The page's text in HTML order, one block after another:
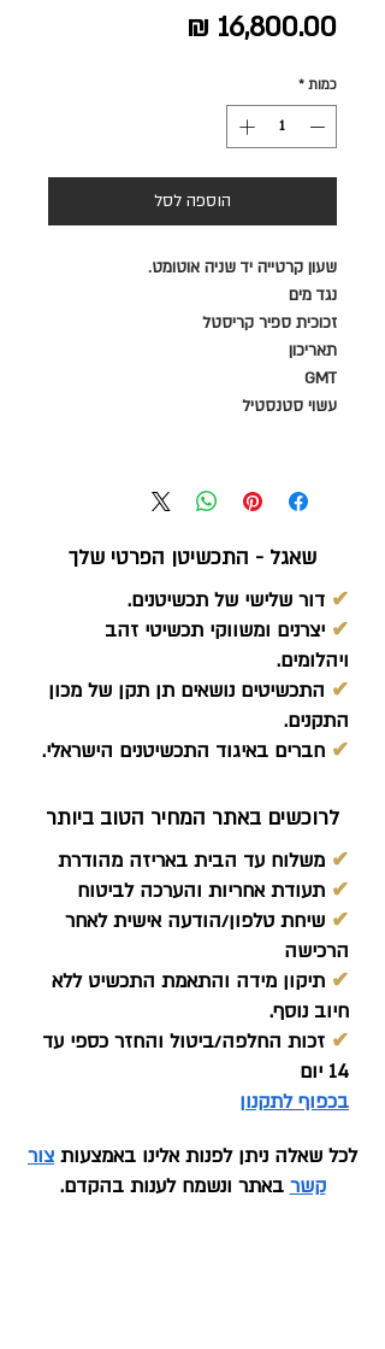
כמות *
הוספה לסל
שעון קרטייה יד שניה אוטומט.
נגד מים
זכוכית ספיר קריסטל
תאריכון
GMT
עשוי סטנסטיל
שאגל - התכשיטן הפרטי שלך
✔ דור שלישי של תכשיטנים.
✔ יצרנים ומשווקי תכשיטי זהב
ויהלומים.
✔ התכשיטים נושאים תן תקן של מכון
התקנים.
✔ חברים באיגוד התכשיטנים הישראלי.
לרוכשים באתר המחיר הטוב ביותר
✔ משלוח עד הבית באריזה מהודרת
✔ תעודת אחריות והערכה לביטוח
✔ שיחת טלפון/הודעה אישית לאחר
הרכישה
✔ תיקון מידה והתאמת התכשיט ללא
חיוב נוסף.
✔ זכות החלפה/ביטול והחזר כספי עד
14 יום
בכפוף לתקנון
לכל שאלה ניתן לפנות אלינו באמצעות צור
קשר באתר ונשמח לענות בהקדם.